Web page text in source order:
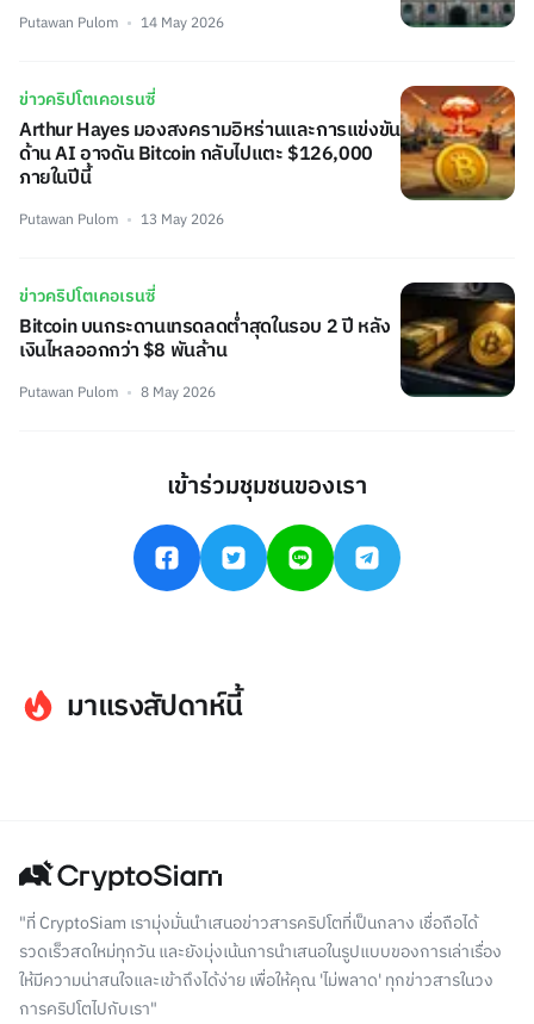
Putawan Pulom 14 May 2026
ข่าวคริปโตเคอเรนซี่
Arthur Hayes มองสงครามอิหร่านและการแข่งขัน
ด้าน AI อาจดัน Bitcoin กลับไปแตะ $126,000
ภายในปีนี้
Putawan Pulom 13 May 2026
ข่าวคริปโตเคอเรนซี่
Bitcoin บนกระดานเทรดลดต่ำสุดในรอบ 2 ปี หลัง
เงินไหลออกกว่า $8 พันล้าน
Putawan Pulom 8 May 2026
เข้าร่วมชุมชนของเรา
มาแรงสัปดาห์นี้
"ที่ CryptoSiam เรามุ่งมั่นนำเสนอข่าวสารคริปโตที่เป็นกลาง เชื่อถือได้
รวดเร็วสดใหม่ทุกวัน และยังมุ่งเน้นการนำเสนอในรูปแบบของการเล่าเรื่อง
ให้มีความน่าสนใจและเข้าถึงได้ง่าย เพื่อให้คุณ 'ไม่พลาด' ทุกข่าวสารในวง
การคริปโตไปกับเรา"